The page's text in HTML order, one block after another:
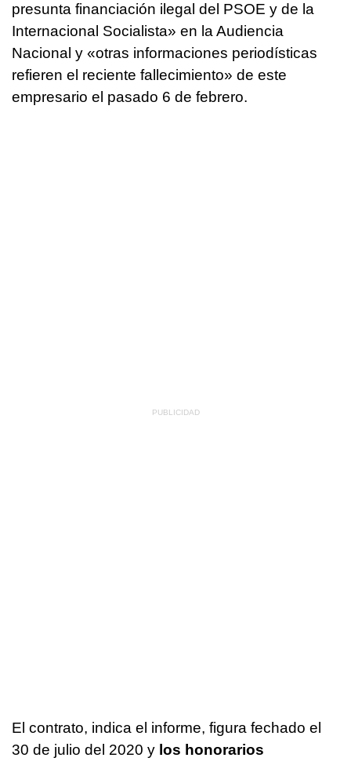
presunta financiación ilegal del PSOE y de la
Internacional Socialista» en la Audiencia
Nacional y «otras informaciones periodísticas
refieren el reciente fallecimiento» de este
empresario el pasado 6 de febrero.
El contrato, indica el informe, figura fechado el
30 de julio del 2020 y los honorarios